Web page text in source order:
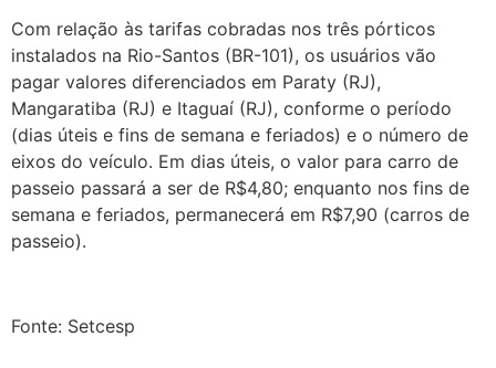
Com relação às tarifas cobradas nos três pórticos
instalados na Rio-Santos (BR-101), os usuários vão
pagar valores diferenciados em Paraty (RJ),
Mangaratiba (RJ) e Itaguaí (RJ), conforme o período
(dias úteis e fins de semana e feriados) e o número de
eixos do veículo. Em dias úteis, o valor para carro de
passeio passará a ser de R$4,80; enquanto nos fins de
semana e feriados, permanecerá em R$7,90 (carros de
passeio).
Fonte: Setcesp